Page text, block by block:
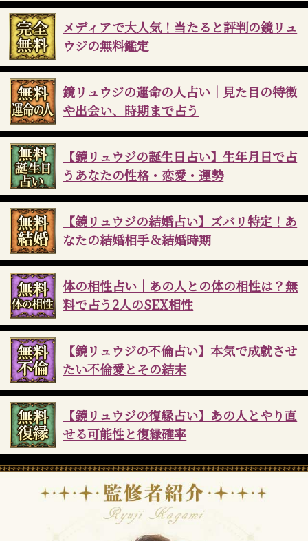
メディアで大人気！当たると評判の鏡リュ
ウジの無料鑑定
鏡リュウジの運命の人占い｜見た目の特徴
や出会い、時期まで占う
【鏡リュウジの誕生日占い】生年月日で占
うあなたの性格・恋愛・運勢
【鏡リュウジの結婚占い】ズバリ特定！あ
なたの結婚相手＆結婚時期
体の相性占い｜あの人との体の相性は？無
料で占う2人のSEX相性
【鏡リュウジの不倫占い】本気で成就させ
たい不倫愛とその結末
【鏡リュウジの復縁占い】あの人とやり直
せる可能性と復縁確率